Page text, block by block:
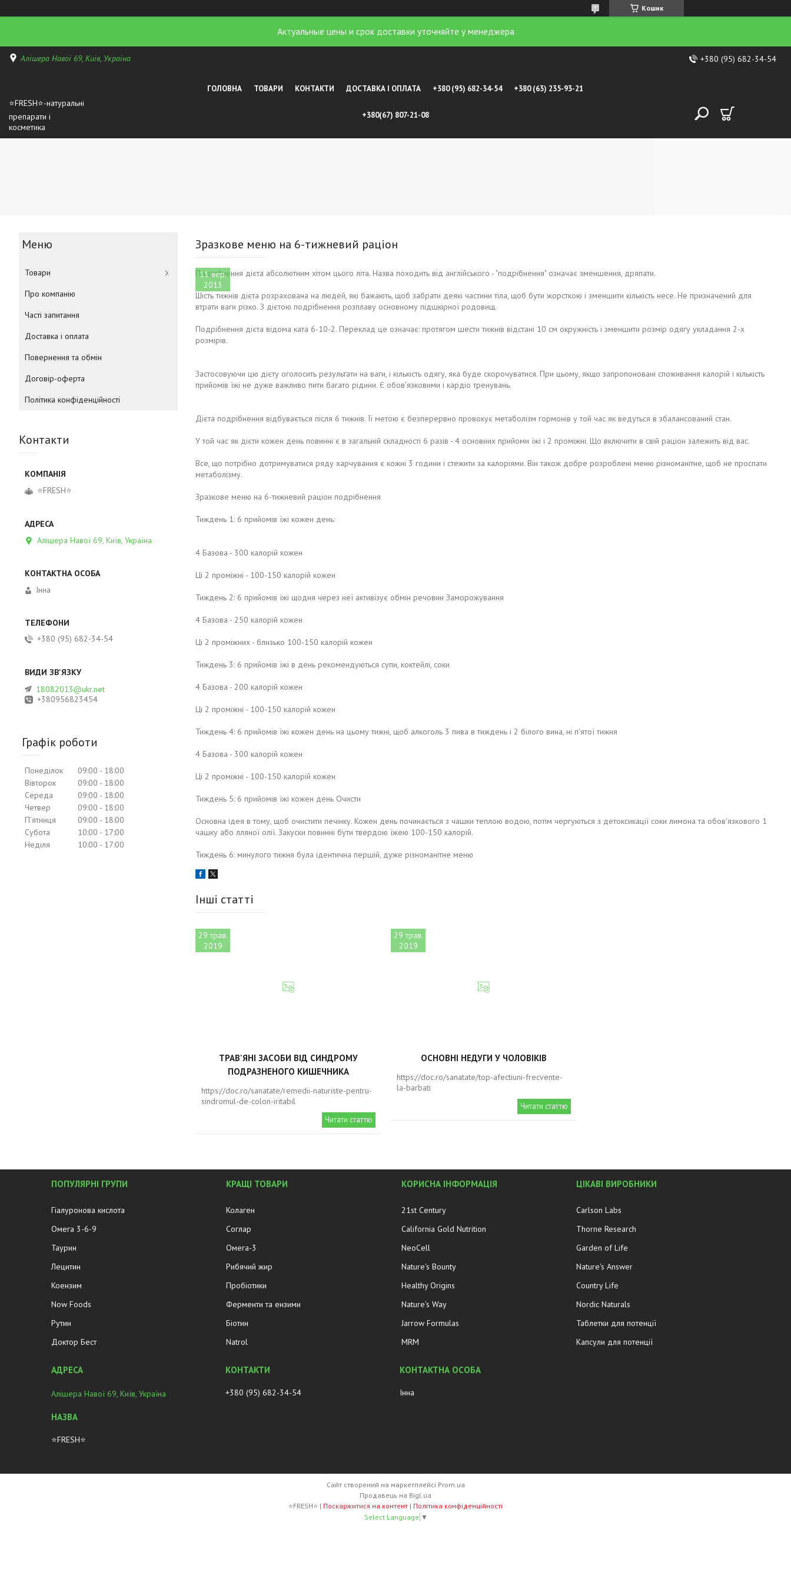
Кошик
Актуальные цены и срок доставки уточняйте у менеджера
Алішера Навої 69, Київ, Україна +380 (95) 682-34-54
⭐FRESH⭐-натуральні
препарати і
косметика
ГОЛОВНА ТОВАРИ КОНТАКТИ ДОСТАВКА І ОПЛАТА +380 (95) 682-34-54 +380 (63) 235-93-21
+380(67) 807-21-08
Зразкове меню на 6-тижневий раціон
11 вер.
2013
Подрібнення дієта абсолютним хітом цього літа. Назва походить від англійського - "подрібнення" означає зменшення, дряпати.
Шість тижнів дієта розрахована на людей, які бажають, щоб забрати деякі частини тіла, щоб бути жорсткою і зменшити кількість несе. Не призначений для
втрати ваги різко. З дієтою подрібнення розплаву основному підшкірної родовищ.
Подрібнення дієта відома ката 6-10-2. Переклад це означає: протягом шести тижнів відстані 10 см окружність і зменшити розмір одягу укладання 2-х
розмірів.
Застосовуючи цю дієту оголосить результати на ваги, і кількість одягу, яка буде скорочуватися. При цьому, якщо запропоновані споживання калорій і кількість
прийомів їжі не дуже важливо пити багато рідини. Є обов'язковими і кардіо тренувань.
Дієта подрібнення відбувається після 6 тижнів. Її метою є безперервно провокує метаболізм гормонів у той час як ведуться в збалансований стан.
У той час як дієти кожен день повинні є в загальній складності 6 разів - 4 основних прийоми їжі і 2 проміжні. Що включити в свій раціон залежить від вас.
Все, що потрібно дотримуватися ряду харчування є кожні 3 години і стежити за калоріями. Він також добре розроблені меню різноманітне, щоб не проспати
метаболізму.
Зразкове меню на 6-тижневий раціон подрібнення
Тиждень 1: 6 прийомів їжі кожен день:
4 Базова - 300 калорій кожен
Ці 2 проміжні - 100-150 калорій кожен
Тиждень 2: 6 прийомів їжі щодня через неї активізує обмін речовин Заморожування
4 Базова - 250 калорій кожен
Ці 2 проміжних - близько 100-150 калорій кожен
Тиждень 3: 6 прийомів їжі в день рекомендуються супи, коктейлі, соки
4 Базова - 200 калорій кожен
Ці 2 проміжні - 100-150 калорій кожен
Тиждень 4: 6 прийомів їжі кожен день на цьому тижні, щоб алкоголь 3 пива в тиждень і 2 білого вина, ні п'ятої тижня
4 Базова - 300 калорій кожен
Ці 2 проміжні - 100-150 калорій кожен
Тиждень 5: 6 прийомів їжі кожен день Очисти
Основна ідея в тому, щоб очистити печінку. Кожен день починається з чашки теплою водою, потім чергуються з детоксикації соки лимона та обов'язкового 1
чашку або лляної олії. Закуски повинні бути твердою їжею 100-150 калорій.
Тиждень 6: минулого тижня була ідентична першій, дуже різноманітне меню
Інші статті
29 трав.
2019
ТРАВ'ЯНІ ЗАСОБИ ВІД СИНДРОМУ
ПОДРАЗНЕНОГО КИШЕЧНИКА
https://doc.ro/sanatate/remedii-naturiste-pentru-
sindromul-de-colon-iritabil
Читати статтю
29 трав.
2019
ОСНОВНІ НЕДУГИ У ЧОЛОВІКІВ
https://doc.ro/sanatate/top-afectiuni-frecvente-
la-barbati
Читати статтю
Товари
Про компанію
Часті запитання
Доставка і оплата
Повернення та обмін
Договір-оферта
Політика конфіденційності
Контакти
⭐FRESH⭐
Алішера Навої 69, Київ, Україна
Інна
+380 (95) 682-34-54
18082013@ukr.net
+380956823454
Графік роботи
Понеділок 09:00
18:00
Вівторок
09:00
18:00
Середа
09:00
18:00
Четвер
09:00
18:00
Пʼятниця
09:00
18:00
Субота
10:00
17:00
Неділя
10:00 17:00
ПОПУЛЯРНІ ГРУПИ
Гіалуронова кислота
Омега 3-6-9
Таурин
Лецитин
Коензим
Now Foods
Рутин
Доктор Бест
КРАЩІ ТОВАРИ
Колаген
Соглар
Омега-3
Рибячий жир
Пробіотики
Ферменти та ензими
Біотин
Natrol
КОРИСНА ІНФОРМАЦІЯ
21st Century
California Gold Nutrition
NeoCell
Nature's Bounty
Healthy Origins
Nature's Way
Jarrow Formulas
MRM
ЦІКАВІ ВИРОБНИКИ
Carlson Labs
Thorne Research
Garden of Life
Nature's Answer
Country Life
Nordic Naturals
Таблетки для потенції
Капсули для потенції
Алішера Навої 69, Київ, Україна
⭐FRESH⭐
+380 (95) 682-34-54 Інна
Сайт створений на маркетплейсі Prom.ua
Продавець на Bigl.ua
⭐FRESH⭐ | Поскаржитися на контент | Політика конфіденційності
Select Language ▼